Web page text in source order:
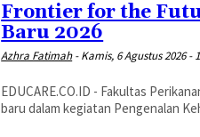
Frontier for the
Baru 2026
Azhra Fatimah - Kamis, 6 Agustus 2026 -
EDUCARE.CO.ID - Fakultas
baru dalam kegiatan Pengenalan